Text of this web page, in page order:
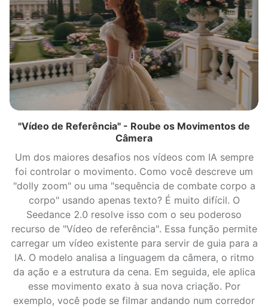
"Vídeo de Referência" - Roube os Movimentos de
Câmera
Um dos maiores desafios nos vídeos com IA sempre
foi controlar o movimento. Como você descreve um
"dolly zoom" ou uma "sequência de combate corpo a
corpo" usando apenas texto? É muito difícil. O
Seedance 2.0 resolve isso com o seu poderoso
recurso de "Vídeo de referência". Essa função permite
carregar um vídeo existente para servir de guia para a
IA. O modelo analisa a linguagem da câmera, o ritmo
da ação e a estrutura da cena. Em seguida, ele aplica
esse movimento exato à sua nova criação. Por
exemplo, você pode se filmar andando num corredor